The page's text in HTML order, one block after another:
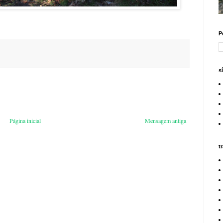
Mensagem antiga
Página inicial